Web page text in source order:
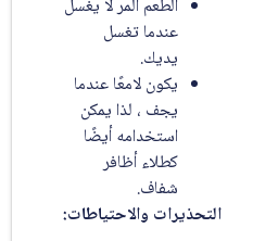
الطعم المر لا يغسل
عندما تغسل
يديك.
يكون لامعًا عندما
يجف ، لذا يمكن
استخدامه أيضًا
كطلاء أظافر
شفاف.
التحذيرات والاحتياطات: